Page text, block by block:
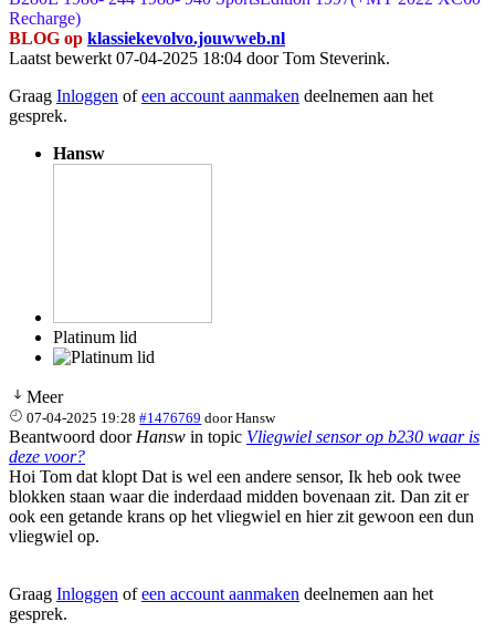
Recharge)
BLOG op klassiekevolvo.jouwweb.nl
Laatst bewerkt 07-04-2025 18:04 doorTom Steverink.
Graag Inloggen ofeen account aanmaken deelnemen aan het
gesprek.
Hansw
Platinum lid
Meer
07-04-2025 19:28 #1476769 doorHansw
Beantwoord door Hansw in topic Vliegwiel sensor op b230 waar is
deze voor?
Hoi Tom dat klopt Dat is wel een andere sensor, Ik heb ook twee
blokken staan waar die inderdaad midden bovenaan zit. Dan zit er
ook een getande krans op het vliegwiel en hier zit gewoon een dun
vliegwiel op.
Graag Inloggen ofeen account aanmaken deelnemen aan het
gesprek.